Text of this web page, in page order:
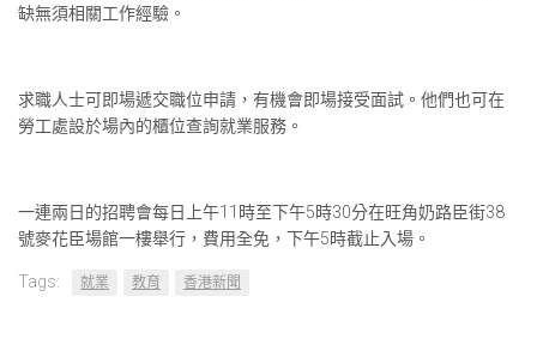
缺無須相關工作經驗。
求職人士可即場遞交職位申請，有機會即場接受面試。他們也可在
勞工處設於場內的櫃位查詢就業服務。
一連兩日的招聘會每日上午11時至下午5時30分在旺角奶路臣街38
號麥花臣場館一樓舉行，費用全免，下午5時截止入場。
Tags: 就業 教育 香港新聞